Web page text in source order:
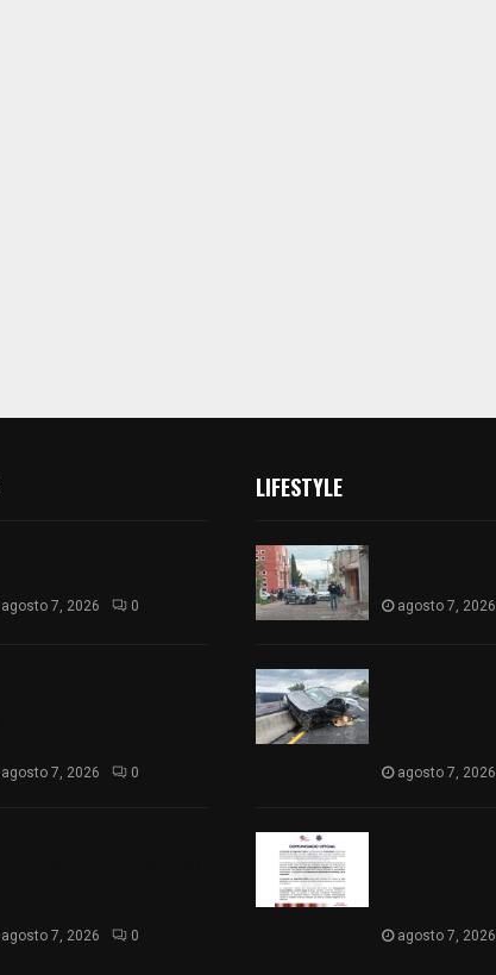
agosto 7, 2026 0
agosto 7, 2026 0
agosto 7, 2026 0
LIFESTYLE
agosto 7, 2026
agosto 7, 2026
agosto 7, 2026